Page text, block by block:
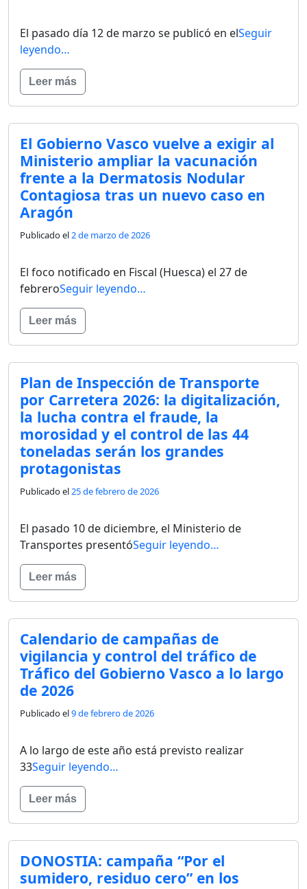
El pasado día 12 de marzo se publicó en elSeguir
leyendo…
Leer más
El Gobierno Vasco vuelve a exigir al
Ministerio ampliar la vacunación
frente a la Dermatosis Nodular
Contagiosa tras un nuevo caso en
Aragón
Publicado el2 de marzo de 2026
El foco notificado en Fiscal (Huesca) el 27 de
febreroSeguir leyendo…
Leer más
Plan de Inspección de Transporte
por Carretera 2026: la digitalización,
la lucha contra el fraude, la
morosidad y el control de las 44
toneladas serán los grandes
protagonistas
Publicado el25 de febrero de 2026
El pasado 10 de diciembre, el Ministerio de
Transportes presentóSeguir leyendo…
Leer más
Calendario de campañas de
vigilancia y control del tráfico de
Tráfico del Gobierno Vasco a lo largo
de 2026
Publicado el9 de febrero de 2026
A lo largo de este año está previsto realizar
33Seguir leyendo…
Leer más
DONOSTIA: campaña “Por el
sumidero, residuo cero” en los